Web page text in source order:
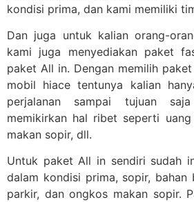
kondisi prima, dan kami memiliki
Dan juga untuk kalian orang-
kami juga menyediakan paket
paket All in. Dengan memilih
mobil hiace tentunya kalian
perjalanan sampai tujuan
memikirkan hal ribet seperti
makan sopir, dll.
Untuk paket All in sendiri sudah
dalam kondisi prima, sopir, bahan
parkir, dan ongkos makan sopir.